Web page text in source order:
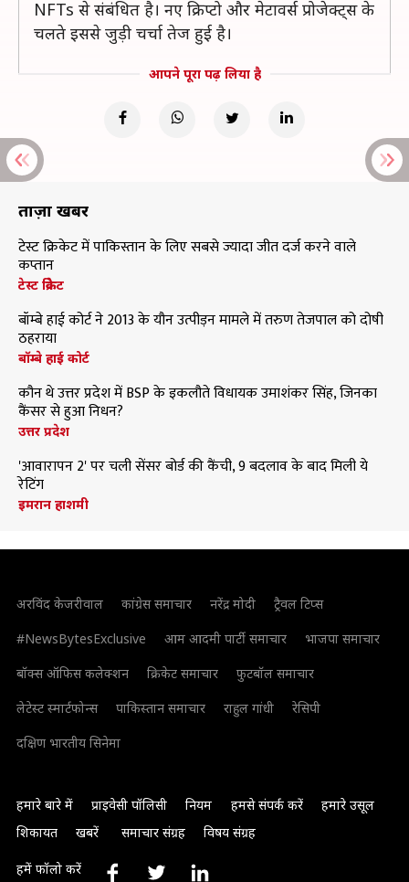
NFTs से संबंधित है। नए क्रिप्टो और मेटावर्स प्रोजेक्ट्स के
चलते इससे जुड़ी चर्चा तेज हुई है।
आपने पूरा पढ़ लिया है
ताज़ा खबरें
टेस्ट क्रिकेट में पाकिस्तान के लिए सबसे ज्यादा जीत दर्ज करने वाले
कप्तान
टेस्ट क्रिकेट
बॉम्बे हाई कोर्ट ने 2013 के यौन उत्पीड़न मामले में तरुण तेजपाल को दोषी
ठहराया
बॉम्बे हाई कोर्ट
कौन थे उत्तर प्रदेश में BSP के इकलौते विधायक उमाशंकर सिंह, जिनका
कैंसर से हुआ निधन?
उत्तर प्रदेश
'आवारापन 2' पर चली सेंसर बोर्ड की कैंची, 9 बदलाव के बाद मिली ये
रेटिंग
इमरान हाशमी
अरविंद केजरीवाल कांग्रेस समाचार नरेंद्र मोदी
ट्रैवल टिप्स
#NewsBytesExclusive
आम आदमी पार्टी समाचार
भाजपा समाचार
बॉक्स ऑफिस कलेक्शन
क्रिकेट समाचार
फुटबॉल समाचार
लेटेस्ट स्मार्टफोन्स
पाकिस्तान समाचार राहुल गांधी
रेसिपी
दक्षिण भारतीय सिनेमा
हमारे बारे में प्राइवेसी पॉलिसी नियम हमसे संपर्क करें
हमारे उसूल
शिकायत
खबरें समाचार संग्रह विषय संग्रह
हमें फॉलो करें